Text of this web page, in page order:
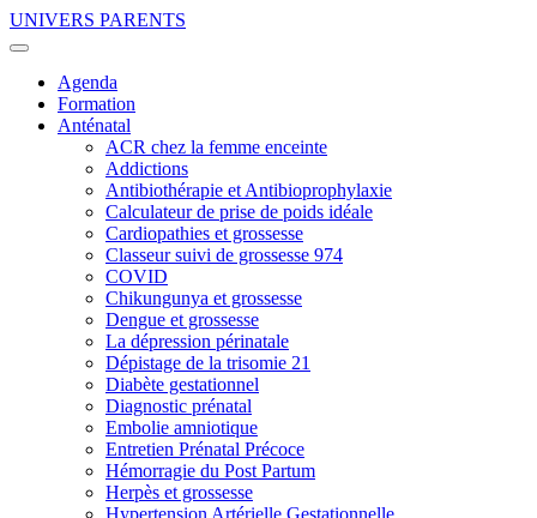
UNIVERS PARENTS
Agenda
Formation
Anténatal
ACR chez la femme enceinte
Addictions
Antibiothérapie et Antibioprophylaxie
Calculateur de prise de poids idéale
Cardiopathies et grossesse
Classeur suivi de grossesse 974
COVID
Chikungunya et grossesse
Dengue et grossesse
La dépression périnatale
Dépistage de la trisomie 21
Diabète gestationnel
Diagnostic prénatal
Embolie amniotique
Entretien Prénatal Précoce
Hémorragie du Post Partum
Herpès et grossesse
Hypertension Artérielle Gestationnelle